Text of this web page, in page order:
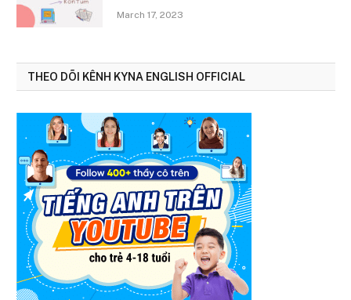
March 17, 2023
THEO DÕI KÊNH KYNA ENGLISH OFFICIAL